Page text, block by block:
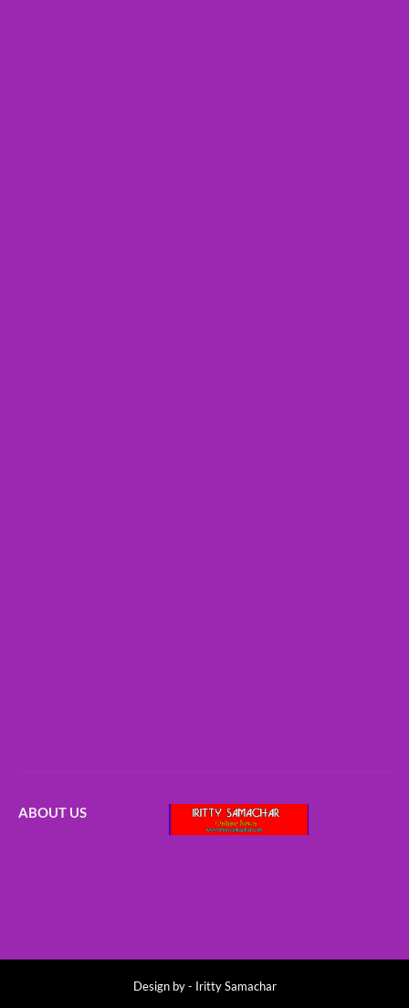
ABOUT US
Design by - Iritty Samachar